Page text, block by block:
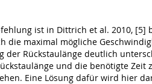
ist in Dittrich et al. 2010,
die maximal mögliche
Rückstaulänge deutlich
und die benötigte
Eine Lösung dafür wird hier